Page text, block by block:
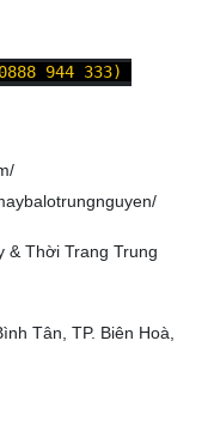
944 333)
/
& Thời Trang Trung
Tân, TP. Biên Hoà,